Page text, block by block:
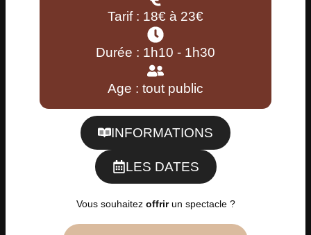
Tarif : 18€ à 23€
Durée : 1h10 - 1h30
Age : tout public
INFORMATIONS
LES DATES
Vous souhaitez offrirun spectacle ?